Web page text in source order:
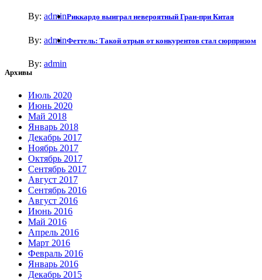
By: adminРиккардо выиграл невероятный Гран-при Китая
By: adminФеттель: Такой отрыв от конкурентов стал сюрпризом
By: admin
Архивы
Июль 2020
Июнь 2020
Май 2018
Январь 2018
Декабрь 2017
Ноябрь 2017
Октябрь 2017
Сентябрь 2017
Август 2017
Сентябрь 2016
Август 2016
Июнь 2016
Май 2016
Апрель 2016
Март 2016
Февраль 2016
Январь 2016
Декабрь 2015